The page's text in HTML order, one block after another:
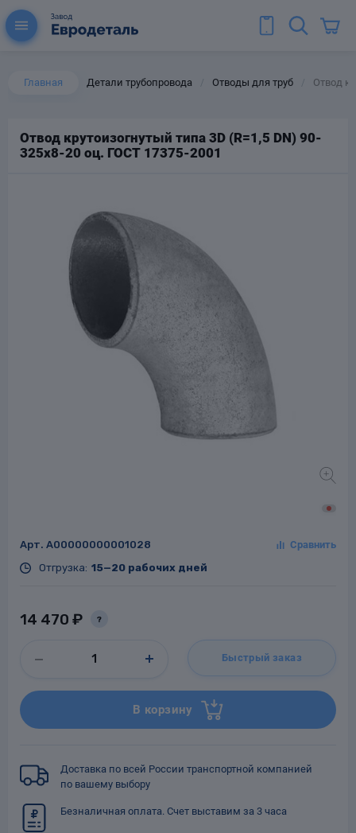
Главная Детали трубопровода Отводы для труб Отвод
Отвод крутоизогнутый типа 3D (R=1,5 DN) 90-
325х8-20 оц. ГОСТ 17375-2001
Арт. A00000000001028
Отгрузка: 15—20 рабочих дней
14 470 ₽ ?
Быстрый заказ
В корзину
Доставка по всей России транспортной компанией
по вашему выбору
Безналичная оплата. Счет выставим за 3 часа
для труб
Тройники стальные
Заглушки для труб
стальные
Фланцы стальные
Фильтры для
трубопроводов